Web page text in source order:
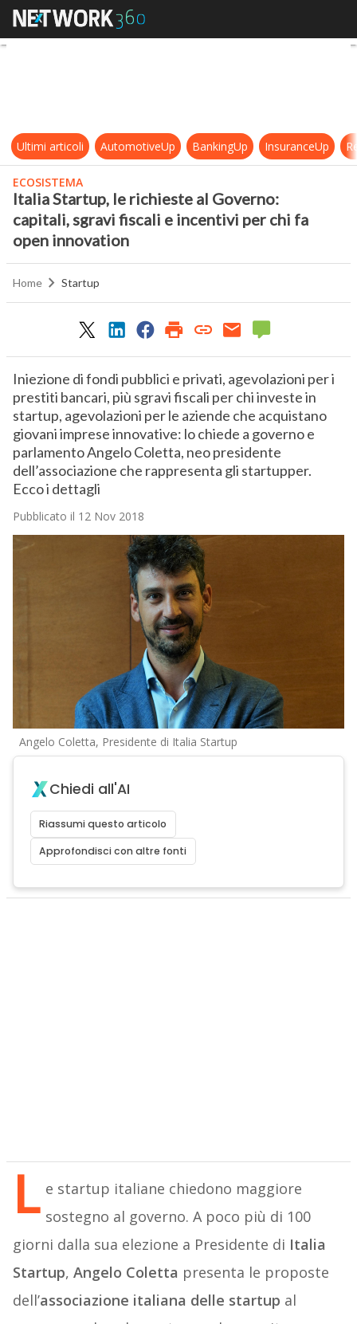
Italia Startup, le richieste al
Ultimi articoli AutomotiveUp BankingUp InsuranceUp
ECOSISTEMA
Italia Startup, le richieste al Governo:
capitali, sgravi fiscali e incentivi per chi fa
open innovation
Home Startup
Iniezione di fondi pubblici e privati, agevolazioni per i
prestiti bancari, più sgravi fiscali per chi investe in
startup, agevolazioni per le aziende che acquistano
giovani imprese innovative: lo chiede a governo e
parlamento Angelo Coletta, neo presidente
dell’associazione che rappresenta gli startupper.
Ecco i dettagli
Pubblicato il 12 Nov 2018
Angelo Coletta, Presidente di Italia Startup
Chiedi all'AI
Riassumi questo articolo
Approfondisci con altre fonti
L e startup italiane chiedono maggiore
sostegno al governo. A poco più di 100
giorni dalla sua elezione a Presidente di Italia
Startup, Angelo Coletta presenta le proposte
dell’associazione italiana delle startup al